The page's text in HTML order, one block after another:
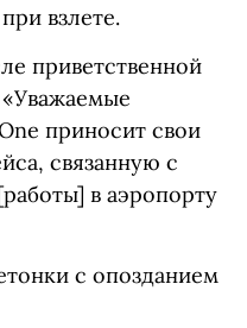
взлете.
приветственной
приносит свои
связанную с
в аэропорту
с опозданием